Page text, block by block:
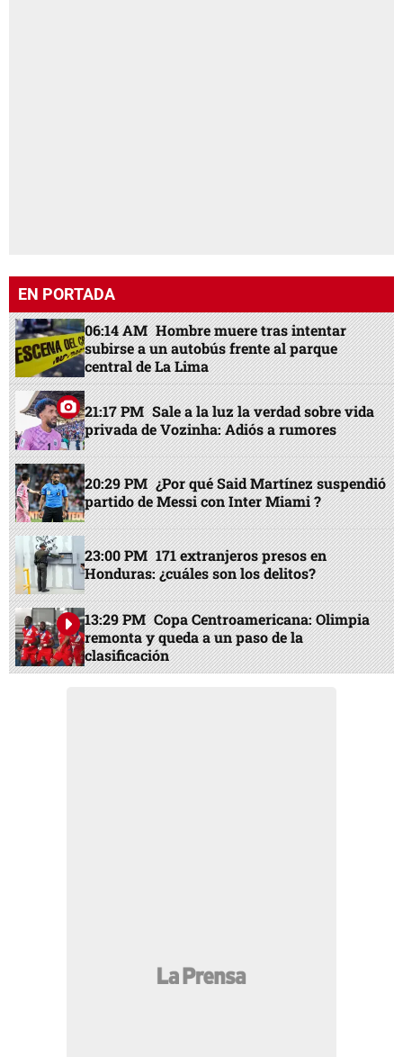
EN PORTADA
06:14 AM Hombre muere tras intentar
subirse a un autobús frente al parque
central de La Lima
21:17 PM Sale a la luz la verdad sobre vida
privada de Vozinha: Adiós a rumores
20:29 PM ¿Por qué Said Martínez suspendió
partido de Messi con Inter Miami ?
23:00 PM 171 extranjeros presos en
Honduras: ¿cuáles son los delitos?
13:29 PM Copa Centroamericana: Olimpia
remonta y queda a un paso de la
clasificación